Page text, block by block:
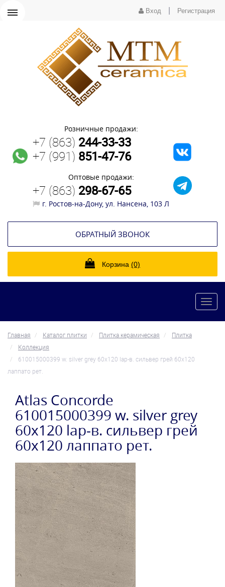
Вход Регистрация
Розничные продажи:
+7 (863) 244-33-33
+7 (991) 851-47-76
Оптовые продажи:
+7 (863) 298-67-65
г. Ростов-на-Дону, ул. Нансена, 103 Л
ОБРАТНЫЙ ЗВОНОК
Корзина (0)
Главная Каталог плитки Плитка керамическая
Плитка
Коллекция
610015000399 w. silver grey 60x120 lap-в. сильвер грей 60x120
лаппато рет.
Atlas Concorde
610015000399 w. silver grey
60x120 lap-в. сильвер грей
60x120 лаппато рет.